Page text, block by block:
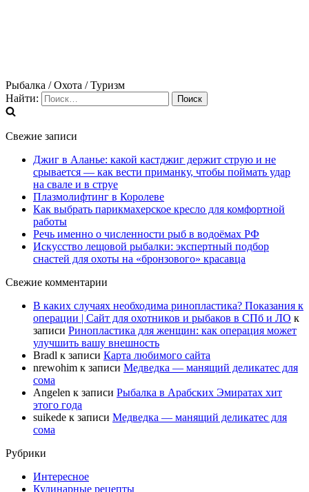
Рыбалка / Охота / Туризм
Найти:
Свежие записи
Джиг в Аланье: какой кастджиг держит струю и не
срывается — как вести приманку, чтобы поймать удар
на свале и в струе
Плазмолифтинг в Королеве
Как выбрать парикмахерское кресло для комфортной
работы
Речь именно о численности рыб в водоёмах РФ
Искусство лещовой рыбалки: экспертный подбор
снастей для охоты на «бронзового» красавца
Свежие комментарии
В каких случаях необходима ринопластика? Показания к
операции | Сайт для охотников и рыбаков в СПб и ЛО к
записи Ринопластика для женщин: как операция может
улучшить вашу внешность
Bradl к записи Карта любимого сайта
nrewohim к записи Медведка — манящий деликатес для
сома
Angelen к записи Рыбалка в Арабских Эмиратах хит
этого года
suikede к записи Медведка — манящий деликатес для
сома
Рубрики
Интересное
Кулинарные рецепты